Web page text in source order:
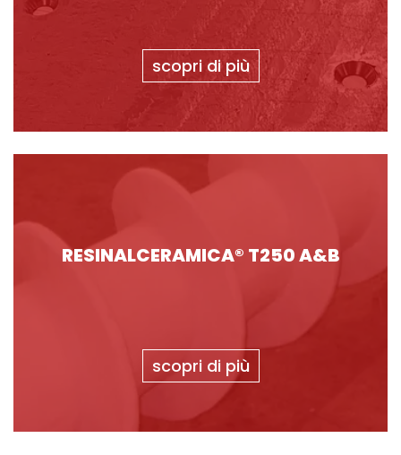
scopri di più
RESINALCERAMICA® T250 A&B
scopri di più